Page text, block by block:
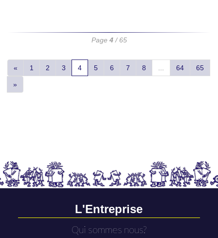
Page 4/ 65
« 1 2 3 4 5 6 7 8 ... 64 65
»
L'Entreprise
Qui sommes nous?